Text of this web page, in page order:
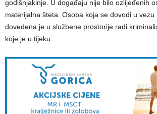
godišnjakinje. U događaju nije bilo ozlijeđenih
materijalna šteta. Osoba koja se dovodi u vezu
dovedena je u službene prostorije radi
koje je u tijeku.